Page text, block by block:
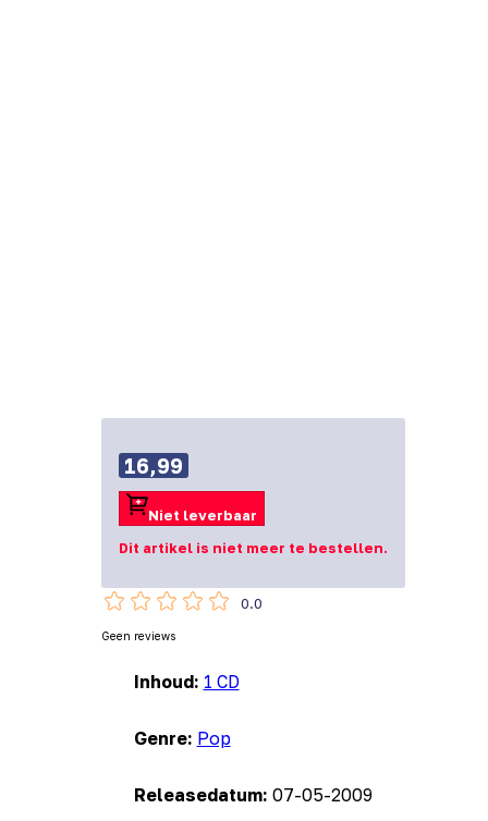
Inhoud: 1 CD
Genre: Pop
Releasedatum: 07-05-2009
16,99
Niet leverbaar
Dit artikel is niet meer te bestellen.
0.0
Geen reviews